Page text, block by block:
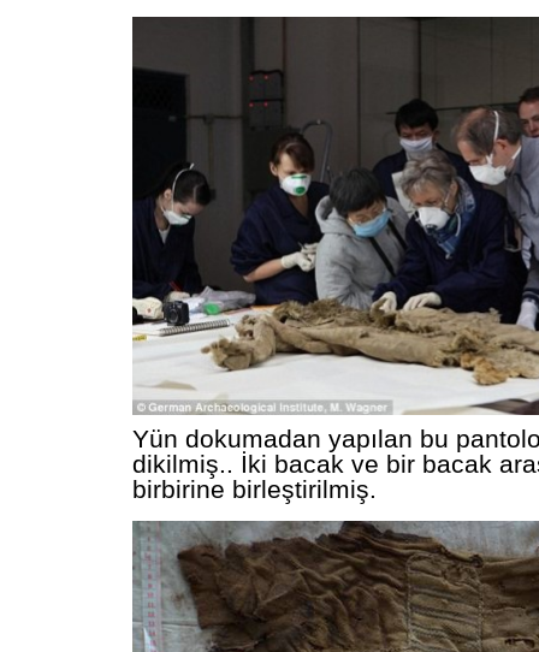
Yün dokumadan yapılan bu
dikilmiş.. İki bacak ve bir bacak
birbirine birleştirilmiş.